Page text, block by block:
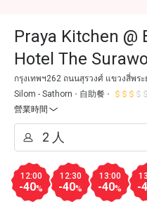
Praya Kitchen
Hotel The
กรุงเทพฯ262 ถนนสุรวงศ์ แขวงสี่พร
Silom - Sathorn
自助餐
營業時間
12:00
-40%
12:30
-40%
13:00
-40% -